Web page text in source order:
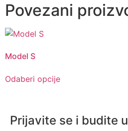
Povezani
Model S
Odaberi opcije
Prijavite se i budite